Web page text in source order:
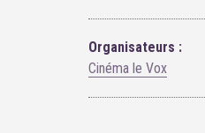
Organisateurs :
Cinéma le Vox